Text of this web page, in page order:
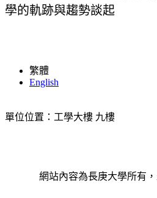
學的軌跡與趨勢談起
繁體
English
單位位置：工學大樓 九樓
網站內容為長庚大學所有